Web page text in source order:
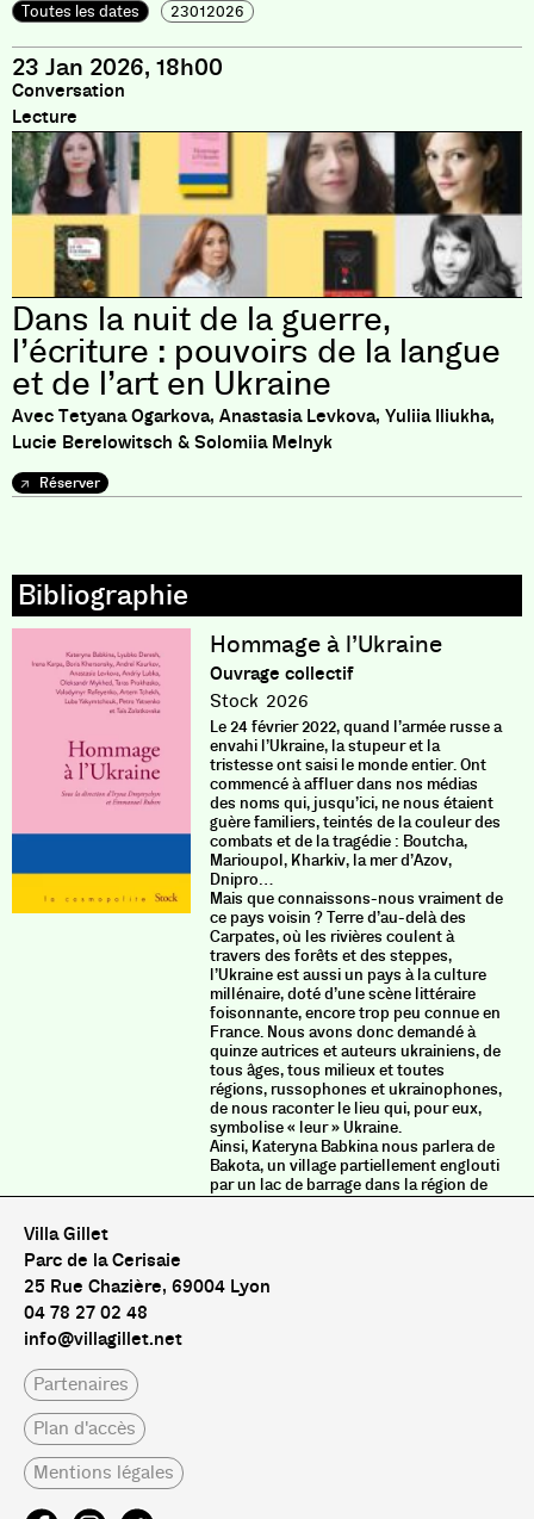
Toutes les dates 23012026
23 Jan 2026, 18h00
Conversation
Lecture
Dans la nuit de la guerre,
l’écriture : pouvoirs de la langue
et de l’art en Ukraine
Avec Tetyana Ogarkova, Anastasia Levkova, Yuliia Iliukha,
Lucie Berelowitsch & Solomiia Melnyk
Réserver
Hommage à l’Ukraine
Ouvrage collectif
Stock 2026
Le 24 février 2022, quand l’armée russe a
envahi l’Ukraine, la stupeur et la
tristesse ont saisi le monde entier. Ont
commencé à affluer dans nos médias
des noms qui, jusqu’ici, ne nous étaient
guère familiers, teintés de la couleur des
combats et de la tragédie : Boutcha,
Marioupol, Kharkiv, la mer d’Azov,
Dnipro…
Mais que connaissons-nous vraiment de
ce pays voisin ? Terre d’au-delà des
Carpates, où les rivières coulent à
travers des forêts et des steppes,
l’Ukraine est aussi un pays à la culture
millénaire, doté d’une scène littéraire
foisonnante, encore trop peu connue en
France. Nous avons donc demandé à
quinze autrices et auteurs ukrainiens, de
tous âges, tous milieux et toutes
régions, russophones et ukrainophones,
de nous raconter le lieu qui, pour eux,
symbolise « leur » Ukraine.
Ainsi, Kateryna Babkina nous parlera de
Bakota, un village partiellement englouti
par un lac de barrage dans la région de
Ternopil. Artem Tchekh confrontera la
l’âge adulte, la guerre et la paix. Le poète
Boris Khersonsky évoquera la ville
Villa Gillet
Parc de la Cerisaie
25 Rue Chazière, 69004 Lyon
04 78 27 02 48
info@villagillet.net
Partenaires
Plan d'accès
Mentions légales